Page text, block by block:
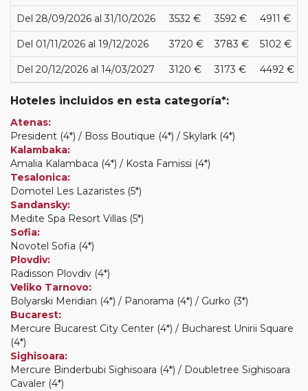
Del 28/09/2026 al 31/10/2026 3532 € 3592 € 4911 €
Del 01/11/2026 al 19/12/2026 3720 € 3783 € 5102 €
Del 20/12/2026 al 14/03/2027 3120 € 3173 € 4492 €
Hoteles incluidos en esta categoría*:
Atenas:
President (4*) / Boss Boutique (4*) / Skylark (4*)
Kalambaka:
Amalia Kalambaca (4*) / Kosta Famissi (4*)
Tesalonica:
Domotel Les Lazaristes (5*)
Sandansky:
Medite Spa Resort Villas (5*)
Sofia:
Novotel Sofia (4*)
Plovdiv:
Radisson Plovdiv (4*)
Veliko Tarnovo:
Bolyarski Meridian (4*) / Panorama (4*) / Gurko (3*)
Bucarest:
Mercure Bucarest City Center (4*) / Bucharest Unirii Square
(4*)
Sighisoara:
Mercure Binderbubi Sighisoara (4*) / Doubletree Sighisoara
Cavaler (4*)